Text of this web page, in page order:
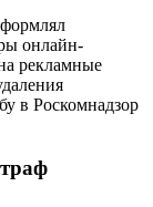
онлайн-
рекламные
в Роскомнадзор